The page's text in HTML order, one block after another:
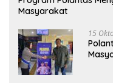
Masyarakat
15